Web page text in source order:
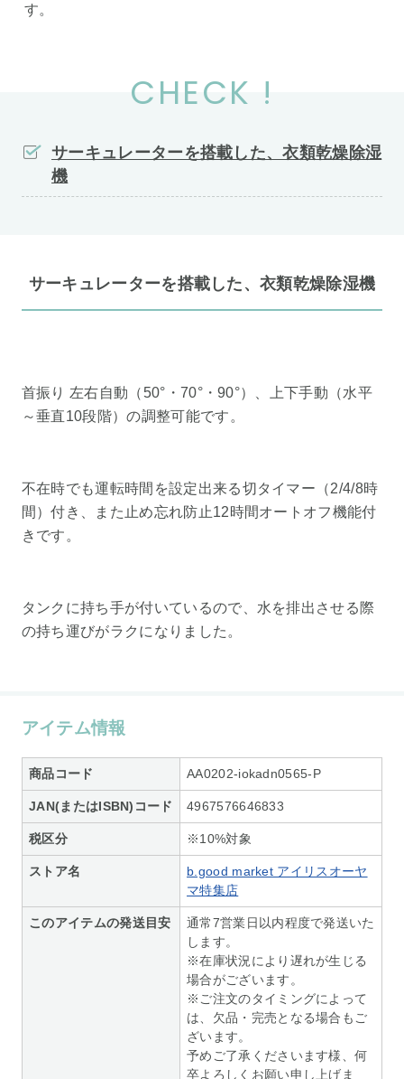
す。
CHECK !
サーキュレーターを搭載した、衣類乾燥除湿
機
サーキュレーターを搭載した、衣類乾燥除湿機
首振り 左右自動（50°・70°・90°）、上下手動（水平
～垂直10段階）の調整可能です。
不在時でも運転時間を設定出来る切タイマー（2/4/8時
間）付き、また止め忘れ防止12時間オートオフ機能付
きです。
タンクに持ち手が付いているので、水を排出させる際
の持ち運びがラクになりました。
アイテム情報
商品コード AA0202-iokadn0565-P
JAN(またはISBN)コード 4967576646833
税区分 ※10%対象
ストア名
b.good market アイリスオーヤ
マ特集店
このアイテムの発送目安
通常7営業日以内程度で発送いた
します。
※在庫状況により遅れが生じる
場合がございます。
※ご注文のタイミングによって
は、欠品・完売となる場合もご
ざいます。
予めご了承くださいます様、何
卒よろしくお願い申し上げま